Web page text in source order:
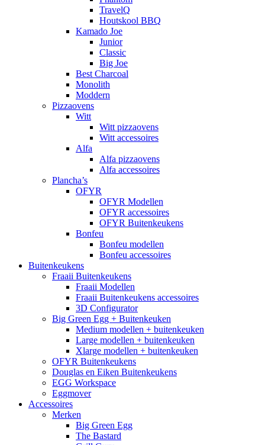
TravelQ
Houtskool BBQ
Kamado Joe
Junior
Classic
Big Joe
Best Charcoal
Monolith
Moddern
Pizzaovens
Witt
Witt pizzaovens
Witt accessoires
Alfa
Alfa pizzaovens
Alfa accessoires
Plancha’s
OFYR
OFYR Modellen
OFYR accessoires
OFYR Buitenkeukens
Bonfeu
Bonfeu modellen
Bonfeu accessoires
Buitenkeukens
Fraaii Buitenkeukens
Fraaii Modellen
Fraaii Buitenkeukens accessoires
3D Configurator
Big Green Egg + Buitenkeuken
Medium modellen + buitenkeuken
Large modellen + buitenkeuken
Xlarge modellen + buitenkeuken
OFYR Buitenkeukens
Douglas en Eiken Buitenkeukens
EGG Workspace
Eggmover
Accessoires
Merken
Big Green Egg
The Bastard